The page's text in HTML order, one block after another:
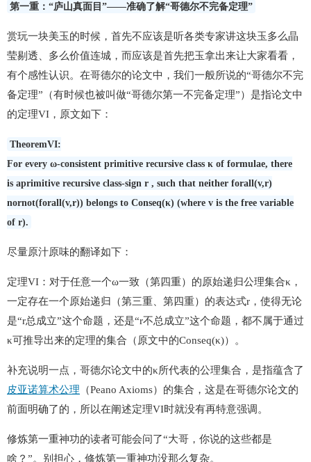
第一重：“庐山真面目”——准确了解“哥德尔不完备定理”
赏玩一块美玉的时候，首先不应该是听各类专家讲这块玉多么晶
莹剔透、多么价值连城，而应该是首先把玉拿出来让大家看看，
有个感性认识。在哥德尔的论文中，我们一般所说的“哥德尔不完
备定理”（有时候也被叫做“哥德尔第一不完备定理”）是指论文中
的定理VI，原文如下：
TheoremVI:
For every ω-consistent primitive recursive class κ of formulae, there
is aprimitive recursive class-sign r , such that neither forall(v,r)
nornot(forall(v,r)) belongs to Conseq(κ) (where v is the free variable
of r).
尽量原汁原味的翻译如下：
定理VI：对于任意一个ω一致（第四重）的原始递归公理集合κ，
一定存在一个原始递归（第三重、第四重）的表达式r，使得无论
是“r总成立”这个命题，还是“r不总成立”这个命题，都不属于通过
κ可推导出来的定理的集合（原文中的Conseq(κ)）。
补充说明一点，哥德尔论文中的κ所代表的公理集合，是指蕴含了
皮亚诺算术公理 （Peano Axioms）的集合，这是在哥德尔论文的
前面明确了的，所以在阐述定理VI时就没有再特意强调。
修炼第一重神功的读者可能会问了“大哥，你说的这些都是
啥？”。别担心，修炼第一重神功没那么复杂。